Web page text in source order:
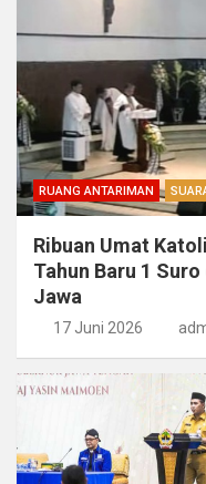
RUANG ANTARIMAN
Ribuan Umat
Tahun Baru 1
Jawa
17 Juni 2026